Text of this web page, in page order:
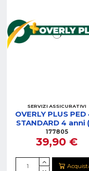
SERVIZI ASSICURATIVI
OVERLY PLUS PED
STANDARD 4 anni
200)
177805
39,90 €